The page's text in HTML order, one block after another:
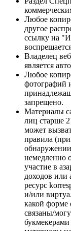
Любое
другое
ссылку на
Владелец
является
Любое
фотографий
запрещено.
Материалы
лиц старше
может
правила
немедленно
участие в
доходов или
ресурс
и/или
какой форме
связаны/